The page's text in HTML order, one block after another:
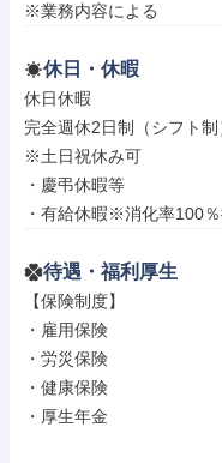
※業務内容による
休日・休暇
休日休暇
完全週休2日制（シフト制
※土日祝休み可
・慶弔休暇等
・有給休暇※消化率100
待遇・福利厚生
【保険制度】
・雇用保険
・労災保険
・健康保険
・厚生年金